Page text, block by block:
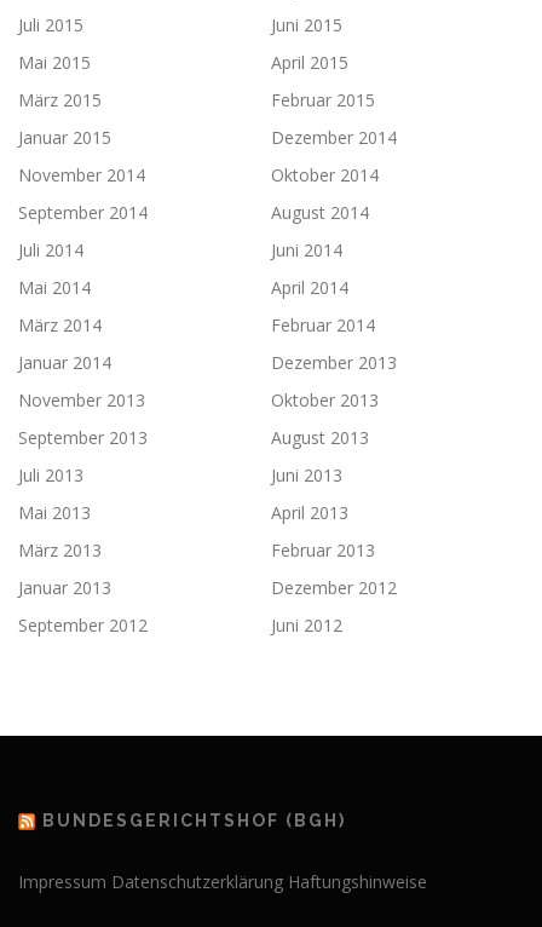
Juli 2015
Juni 2015
Mai 2015
April 2015
März 2015
Februar 2015
Januar 2015
Dezember 2014
November 2014
Oktober 2014
September 2014
August 2014
Juli 2014
Juni 2014
Mai 2014
April 2014
März 2014
Februar 2014
Januar 2014
Dezember 2013
November 2013
Oktober 2013
September 2013
August 2013
Juli 2013
Juni 2013
Mai 2013
April 2013
März 2013
Februar 2013
Januar 2013
Dezember 2012
September 2012
Juni 2012
BUNDESGERICHTSHOF (BGH)
Impressum Datenschutzerklärung Haftungshinweise